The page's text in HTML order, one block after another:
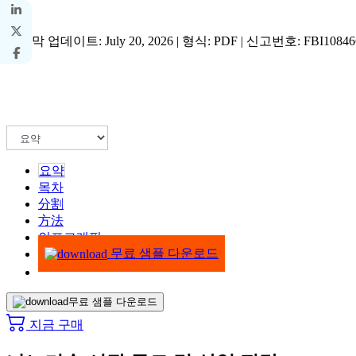
마지막 업데이트: July 20, 2026 | 형식: PDF | 신고번호:
요약
목차
分割
方法
인포그래픽
무료 샘플 다운로드
무료 샘플 다운로드
지금 구매